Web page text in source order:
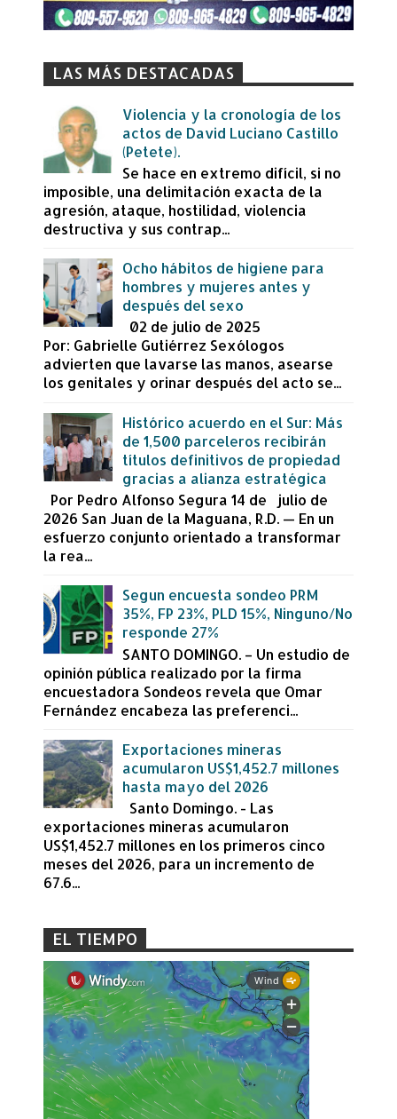
LAS MÁS DESTACADAS
Violencia y la cronología de los
actos de David Luciano Castillo
(Petete).
Se hace en extremo difícil, si no
imposible, una delimitación exacta de la
agresión, ataque, hostilidad, violencia
destructiva y sus contrap...
Ocho hábitos de higiene para
hombres y mujeres antes y
después del sexo
02 de julio de 2025
Por: Gabrielle Gutiérrez Sexólogos
advierten que lavarse las manos, asearse
los genitales y orinar después del acto se...
Histórico acuerdo en el Sur: Más
de 1,500 parceleros recibirán
títulos definitivos de propiedad
gracias a alianza estratégica
Por Pedro Alfonso Segura 14 de julio de
2026 San Juan de la Maguana, R.D. — En un
esfuerzo conjunto orientado a transformar
la rea...
Segun encuesta sondeo PRM
35%, FP 23%, PLD 15%, Ninguno/No
responde 27%
SANTO DOMINGO. – Un estudio de
opinión pública realizado por la firma
encuestadora Sondeos revela que Omar
Fernández encabeza las preferenci...
Exportaciones mineras
acumularon US$1,452.7 millones
hasta mayo del 2026
Santo Domingo. - Las
exportaciones mineras acumularon
US$1,452.7 millones en los primeros cinco
meses del 2026, para un incremento de
67.6...
EL TIEMPO